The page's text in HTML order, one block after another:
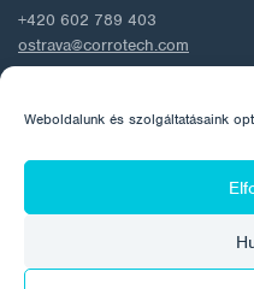
Weboldalunk és szolgáltatásaink
+420 602 789 403
ostrava@corrotech.com
© 2026 Corrotech